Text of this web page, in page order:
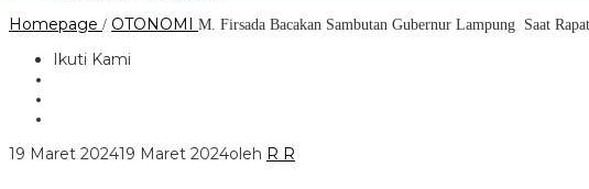
Homepage / OTONOMI M. Firsada Bacakan Sambutan Gubernur Lampung Saat
Ikuti Kami
19 Maret 202419 Maret 2024oleh R R